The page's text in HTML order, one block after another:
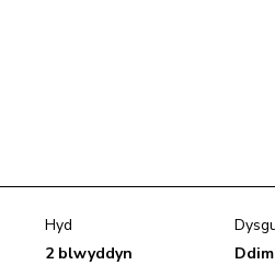
Hyd
2 blwyddyn